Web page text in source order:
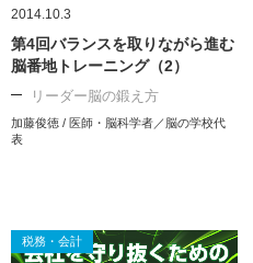
2014.10.3
第4回バランスを取りながら進む
脳番地トレーニング（2）
リーダー脳の鍛え方
加藤俊徳 / 医師・脳科学者／脳の学校代
表
税務・会計